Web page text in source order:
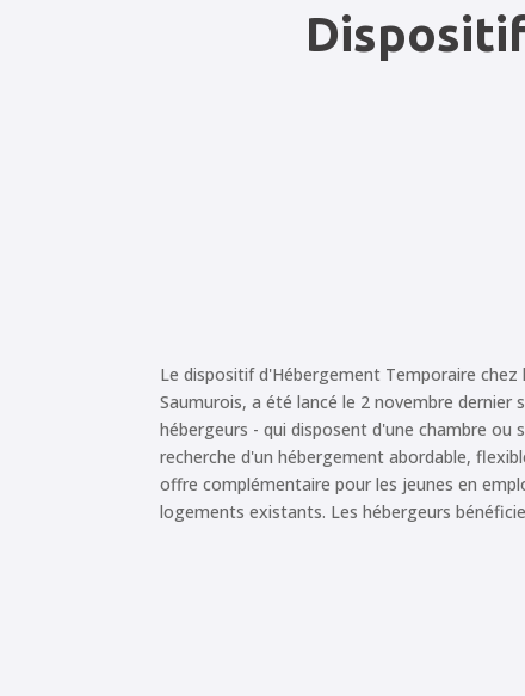
Le dispositif d'Hébergement Temporaire
Saumurois, a été lancé le 2 novembre
hébergeurs - qui disposent d'une chambre ou
recherche d'un hébergement abordable,
offre complémentaire pour les jeunes en
logements existants. Les hébergeurs